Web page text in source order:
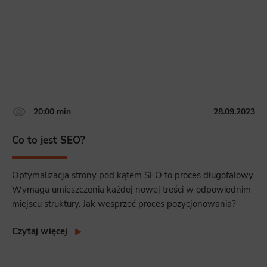
20:00 min 28.09.2023
Co to jest SEO?
Optymalizacja strony pod kątem SEO to proces długofalowy.
Wymaga umieszczenia każdej nowej treści w odpowiednim
miejscu struktury. Jak wesprzeć proces pozycjonowania?
Czytaj więcej